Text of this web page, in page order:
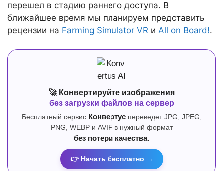
перешел в стадию раннего доступа. В
ближайшее время мы планируем представить
рецензии на Farming Simulator VR и All on Board!.
🚀 Конвертируйте изображения
без загрузки файлов на сервер
Бесплатный сервис Конвертуспереведет JPG, JPEG,
PNG, WEBP и AVIF в нужный формат
без потери качества.
👉 Начать бесплатно →